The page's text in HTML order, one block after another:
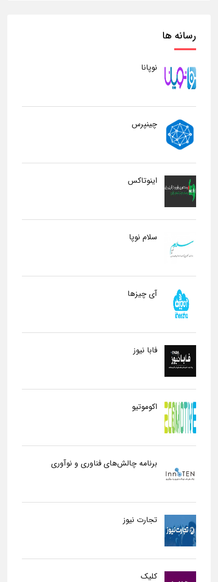
رسانه ها
نوپانا
چینپرس
اینوتاکس
سلام نوپا
آی چیزها
فابا نیوز
اکوموتیو
برنامه چالش‌های فناوری و نوآوری
تجارت نیوز
کلیک